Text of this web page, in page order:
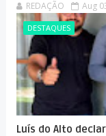
REDAÇÃO Aug
DESTAQUES
Luís do Alto